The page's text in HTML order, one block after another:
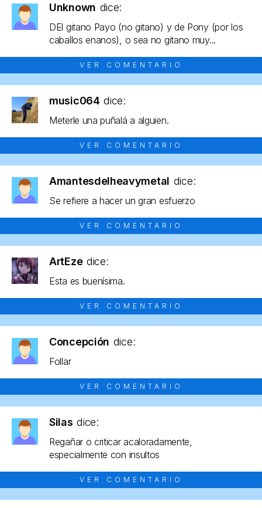
Unknown dice:
DEl gitano Payo (no gitano) y de Pony (por los
caballos enanos), o sea no gitano muy...
VER COMENTARIO
music064 dice:
Meterle una puñalá a alguien.
VER COMENTARIO
Amantesdelheavymetal dice:
Se refiere a hacer un gran esfuerzo
VER COMENTARIO
ArtEze dice:
Esta es buenísima.
VER COMENTARIO
Concepción dice:
Follar
VER COMENTARIO
Silas dice:
Regañar o criticar acaloradamente,
especialmente con insultos
VER COMENTARIO